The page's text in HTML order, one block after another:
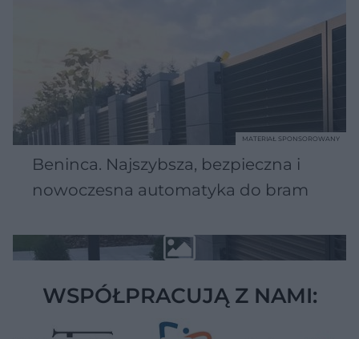
Beninca. Najszybsza, bezpieczna i
nowoczesna automatyka do bram
MATERIAŁ SPONSOROWANY
WSPÓŁPRACUJĄ Z NAMI: